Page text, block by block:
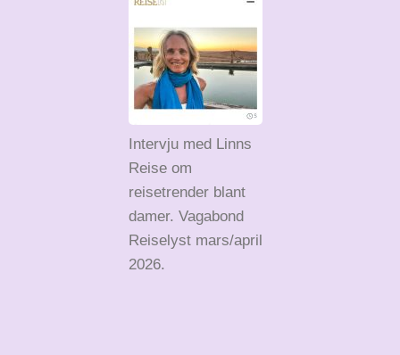
Intervju med Linns
Reise om
reisetrender blant
damer. Vagabond
Reiselyst mars/april
2026.